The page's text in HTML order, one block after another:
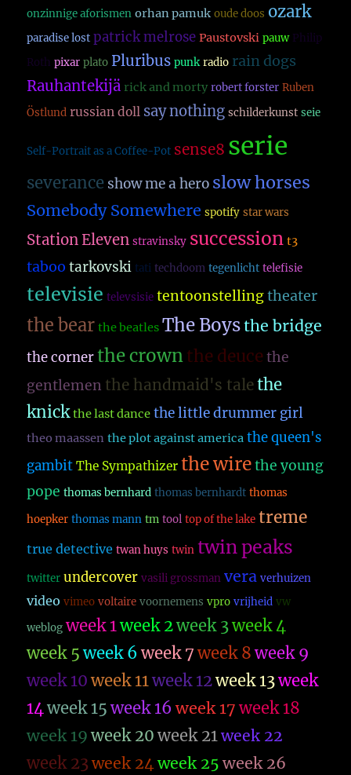
onzinnige aforismen orhan pamuk oude doos ozark
paradise lost patrick melrose Paustovski pauw Philip
Roth pixar plato Pluribus punk radio rain dogs
Rauhantekijä rick and morty robert forster Ruben
Östlund russian doll say nothing schilderkunst seie
Self-Portrait as a Coffee-Pot sense8 serie
severance show me a hero slow horses
Somebody Somewhere spotify star wars
Station Eleven stravinsky succession t3
taboo tarkovski tati techdoom tegenlicht telefisie
televisie televsisie tentoonstelling theater
the bear the beatles The Boysthe bridge
the corner the crownthe deuce the
gentlemen the handmaid's talethe
knick the last dance the little drummer girl
theo maassen the plot against america the queen's
gambit The Sympathizer the wire the young
pope thomas bernhard thomas bernhardt thomas
hoepker thomas mann tm tool top of the lake treme
true detective twan huys twin twin peaks
twitter undercover vasili grossman vera verhuizen
video vimeo voltaire voornemens vpro vrijheid vw
weblog week 1week 2week 3week 4
week 5 week 6 week 7 week 8 week 9
week 10 week 11week 12week 13week
14week 15 week 16 week 17 week 18
week 19 week 20 week 21week 22
week 23 week 24 week 25 week 26